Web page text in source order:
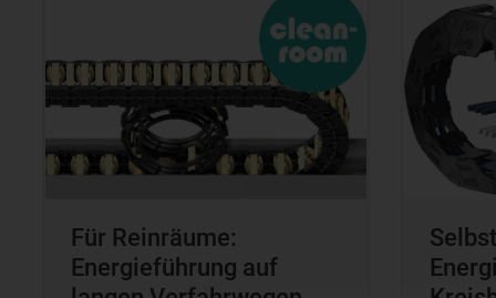
Für Reinräume:
Energieführung auf